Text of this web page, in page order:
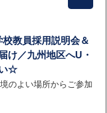
教員採用説明会＆
／九州地区へU・
い☆
のよい場所からご参加